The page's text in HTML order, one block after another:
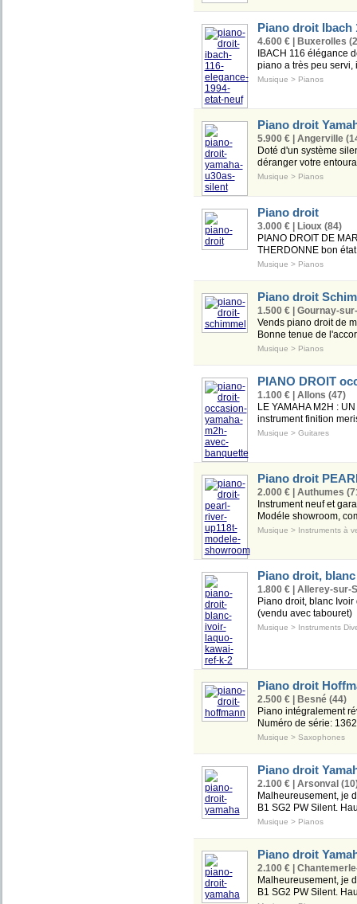
Piano droit Ibach
4.600 € | Buxerolles
IBACH 116 élégance
piano a très peu servi,
Musique > Pianos
Piano droit
5.900 € | Angerville
Doté d'un système
déranger votre
Musique > Pianos
Piano droit
3.000 € | Lioux (84)
PIANO DROIT DE
THERDONNE bon
Musique > Pianos
Piano droit
1.500 € | Gournay-
Vends piano droit de
Bonne tenue de
Musique > Pianos
PIANO DROIT
1.100 € | Allons (47)
LE YAMAHA M2H :
instrument finition
Musique > Guitares
Piano droit
2.000 € | Authumes
Instrument neuf et
Modéle showroom,
Musique > Instruments à
Piano droit,
1.800 € | Allerey-sur-
Piano droit, blanc
(vendu avec tabouret)
Musique > Instruments
Piano droit
2.500 € | Besné (44)
Piano intégralement
Numéro de série:
Musique > Saxophones
Piano droit
2.100 € | Arsonval
Malheureusement, je
B1 SG2 PW Silent.
Musique > Pianos
Piano droit
2.100 € |
Malheureusement, je
B1 SG2 PW Silent.